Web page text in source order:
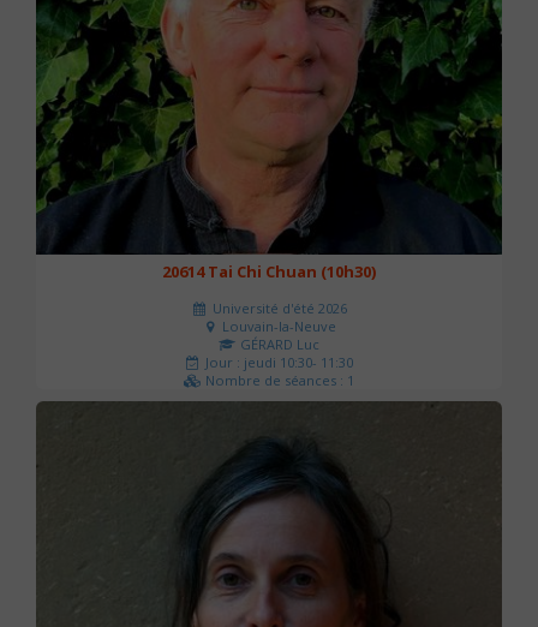
20614 Tai Chi Chuan (10h30)
Université d'été 2026
Louvain-la-Neuve
GÉRARD Luc
Jour : jeudi 10:30- 11:30
Nombre de séances : 1
0 €